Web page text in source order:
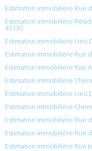
Estimation immobilière Rue
Estimation immobilière
45130
Estimation immobilière Lieu
Estimation immobilière Rue
Estimation immobilière Rue
Estimation immobilière
Estimation immobilière Lieu
Estimation immobilière
Estimation immobilière Rue
Estimation immobilière Rue
Estimation immobilière Rue